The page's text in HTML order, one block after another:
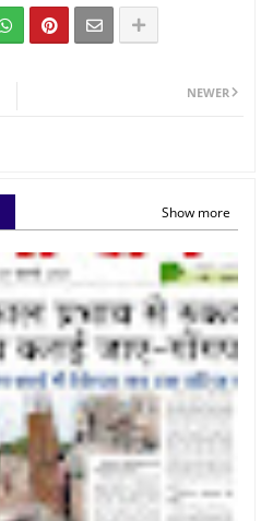
NEWER
Show more